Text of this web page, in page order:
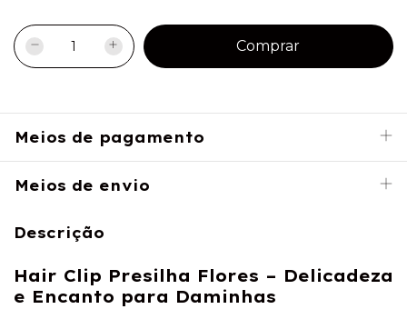
Meios de pagamento
Meios de envio
Descrição
Hair Clip Presilha Flores – Delicadeza
e Encanto para Daminhas